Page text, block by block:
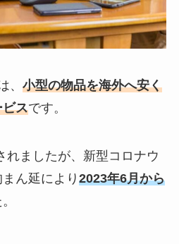
、 小型の物品を海外へ安く
ビスです。
れましたが、新型コロナウ
ん延により 2023年6月から